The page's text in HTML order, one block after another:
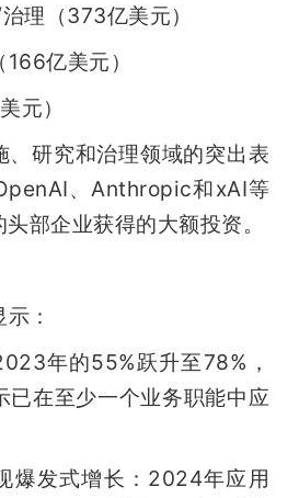
理（373亿美元）
亿美元）
元）
、研究和治理领域的突出表
、Anthropic和xAI等
部企业获得的大额投资。
：
年的55%跃升至78%，
已在至少一个业务职能中应
爆发式增长：2024年应用